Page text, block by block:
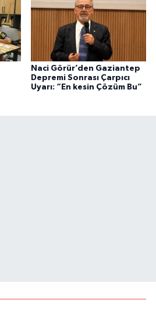
Naci Görür’den Gaziantep
Depremi Sonrası Çarpıcı
Uyarı: “En kesin Çözüm Bu”